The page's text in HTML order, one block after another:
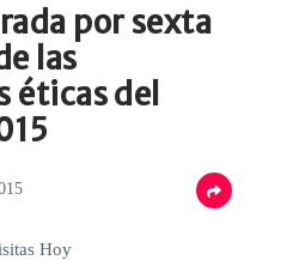
por sexta
las
éticas del
Hoy